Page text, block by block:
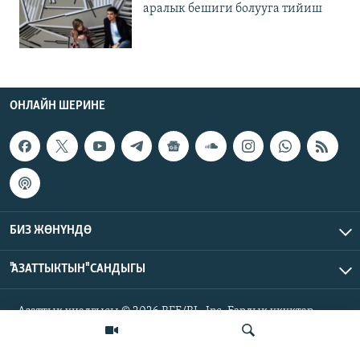
аралык бешиги болууга тийиш
ОНЛАЙН ШЕРИНЕ
БИЗ ЖӨНҮНДӨ
"АЗАТТЫКТЫН" САНДЫГЫ
Азаттык үналгысы © 2026 RFE/RL, Inc. Бардык укуктар